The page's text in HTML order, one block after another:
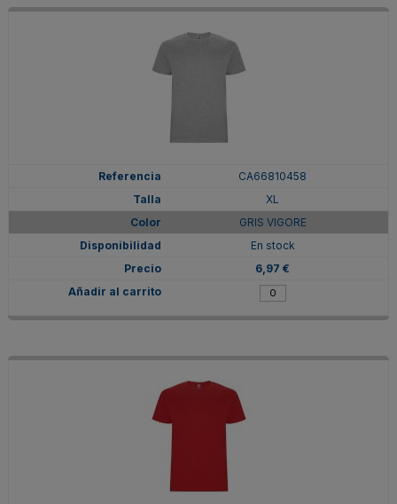
CA66810458
XL
GRIS VIGORE
En stock
6,97 €